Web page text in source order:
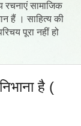
रचनाएं सामाजिक
हैं । साहित्य की
पूरा नहीं हो
है (